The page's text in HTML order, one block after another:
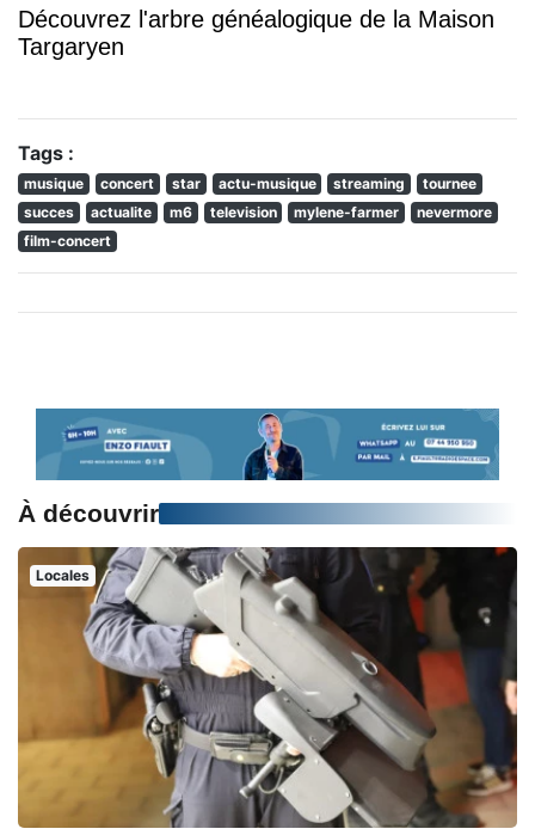
Découvrez l'arbre généalogique de la Maison
Targaryen
Tags :
musique concert star actu-musique streaming
tournee
succes
actualite m6 television mylene-farmer
nevermore
film-concert
À découvrir
Locales